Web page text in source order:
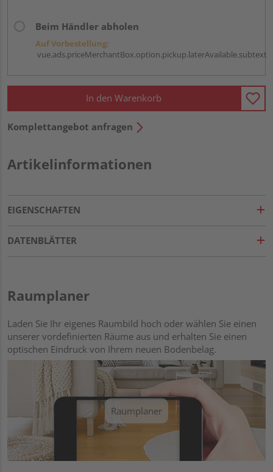
Beim Händler abholen
Auf Vorbestellung:
vue.ads.priceMerchantBox.option.pickup.laterAvailable.subtext
In den Warenkorb
Komplettangebot anfragen
Artikelinformationen
EIGENSCHAFTEN
DATENBLÄTTER
Raumplaner
Laden Sie Ihr eigenes Raumbild hoch oder wählen Sie einen
unserer vordefinierten Räume aus und erhalten Sie einen
optischen Eindruck von Ihrem neuen Bodenbelag.
Raumplaner